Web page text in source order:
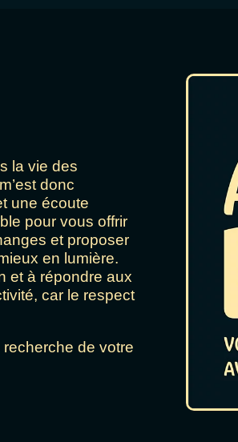
la vie des
donc
une écoute
pour vous offrir
et proposer
en lumière.
et à répondre aux
car le respect
de votre